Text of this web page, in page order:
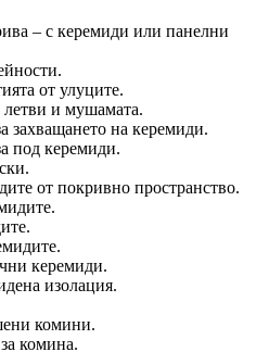
– с керемиди или панелни
от улуците.
летви и мушамата.
захващането на керемиди.
под керемиди.
от покривно пространство.
керемиди.
изолация.
комини.
комина.